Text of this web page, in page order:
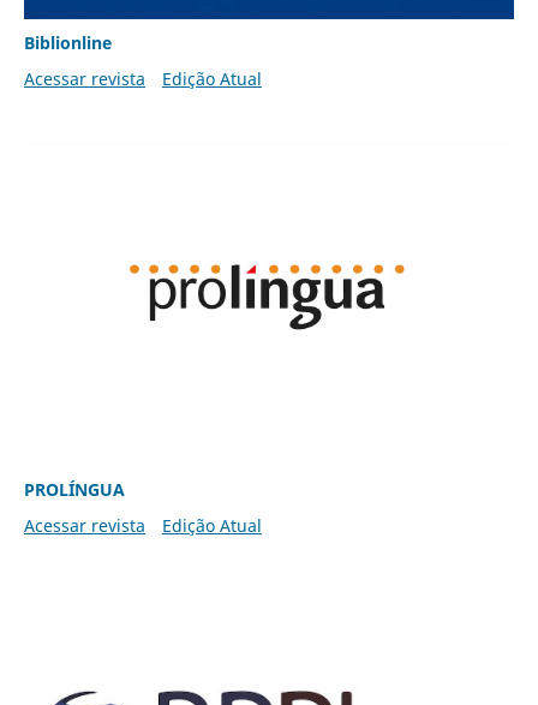
Biblionline
Acessar revista
Edição Atual
PROLÍNGUA
Acessar revista
Edição Atual